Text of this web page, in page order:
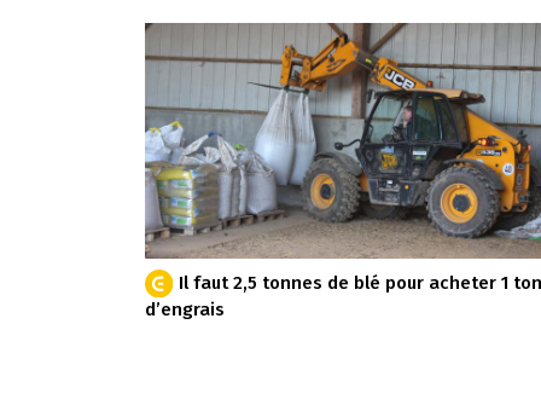
Il faut 2,5 tonnes de blé pour acheter 1
d’engrais